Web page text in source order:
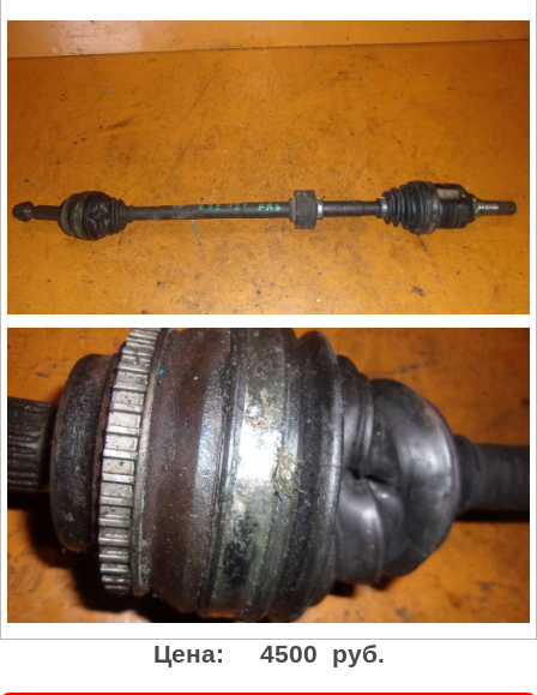
Цена: 4500 руб.